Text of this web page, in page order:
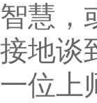
智慧，
接地谈
一位上